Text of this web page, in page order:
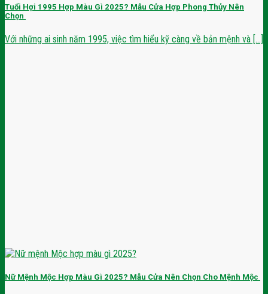
Tuổi Hợi 1995 Hợp Màu Gì 2025? Mẫu Cửa Hợp Phong Thủy Nên
Chọn
Với những ai sinh năm 1995, việc tìm hiểu kỹ càng về bản mệnh và [...]
Nữ Mệnh Mộc Hợp Màu Gì 2025? Mẫu Cửa Nên Chọn Cho Mệnh Mộc